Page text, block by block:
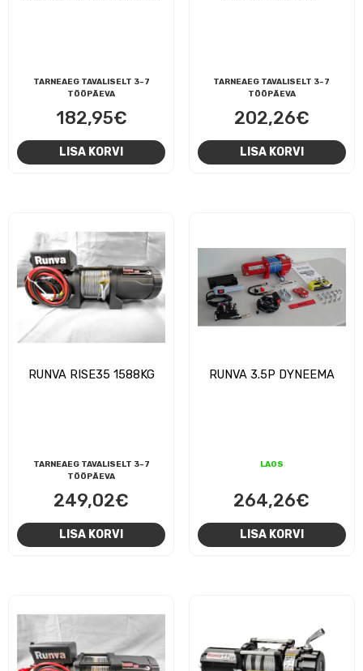
TARNEAEG TAVALISELT 3-7
TÖÖPÄEVA
182,95€
LISA KORVI
TARNEAEG TAVALISELT 3-7
TÖÖPÄEVA
202,26€
LISA KORVI
RUNVA RISE35 1588KG
TARNEAEG TAVALISELT 3-7
TÖÖPÄEVA
249,02€
LISA KORVI
RUNVA 3.5P DYNEEMA
LAOS
264,26€
LISA KORVI